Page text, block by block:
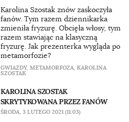
Karolina Szostak znów zaskoczyła
fanów. Tym razem dziennikarka
zmieniła fryzurę. Obcięła włosy, tym
razem stawiając na klasyczną
fryzurę. Jak prezenterka wygląda po
metamorfozie?
GWIAZDY, METAMORFOZA, KAROLINA
SZOSTAK
KAROLINA SZOSTAK
SKRYTYKOWANA PRZEZ FANÓW
ŚRODA, 3 LUTEGO 2021 (11:03)